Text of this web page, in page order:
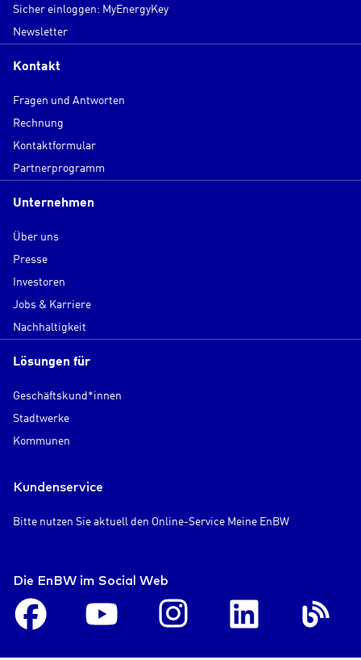
Sicher einloggen: MyEnergyKey
Newsletter
Kontakt
Fragen und Antworten
Rechnung
Kontaktformular
Partnerprogramm
Unternehmen
Über uns
Presse
Investoren
Jobs & Karriere
Nachhaltigkeit
Lösungen für
Geschäftskund*innen
Stadtwerke
Kommunen
Kundenservice
Bitte nutzen Sie aktuell den Online-Service Meine EnBW
Die EnBW im Social Web
Facebook Youtube Instagram LinkedIn
Blog